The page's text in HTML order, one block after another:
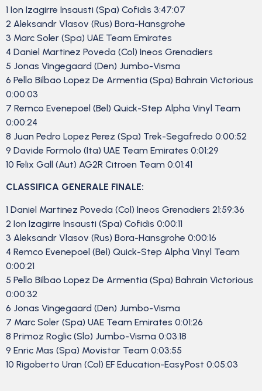
1 Ion Izagirre Insausti (Spa) Cofidis 3:47:07
2 Aleksandr Vlasov (Rus) Bora-Hansgrohe
3 Marc Soler (Spa) UAE Team Emirates
4 Daniel Martinez Poveda (Col) Ineos Grenadiers
5 Jonas Vingegaard (Den) Jumbo-Visma
6 Pello Bilbao Lopez De Armentia (Spa) Bahrain Victorious
0:00:03
7 Remco Evenepoel (Bel) Quick-Step Alpha Vinyl Team
0:00:24
8 Juan Pedro Lopez Perez (Spa) Trek-Segafredo 0:00:52
9 Davide Formolo (Ita) UAE Team Emirates 0:01:29
10 Felix Gall (Aut) AG2R Citroen Team 0:01:41
CLASSIFICA GENERALE FINALE:
1 Daniel Martinez Poveda (Col) Ineos Grenadiers 21:59:36
2 Ion Izagirre Insausti (Spa) Cofidis 0:00:11
3 Aleksandr Vlasov (Rus) Bora-Hansgrohe 0:00:16
4 Remco Evenepoel (Bel) Quick-Step Alpha Vinyl Team
0:00:21
5 Pello Bilbao Lopez De Armentia (Spa) Bahrain Victorious
0:00:32
6 Jonas Vingegaard (Den) Jumbo-Visma
7 Marc Soler (Spa) UAE Team Emirates 0:01:26
8 Primoz Roglic (Slo) Jumbo-Visma 0:03:18
9 Enric Mas (Spa) Movistar Team 0:03:55
10 Rigoberto Uran (Col) EF Education-EasyPost 0:05:03